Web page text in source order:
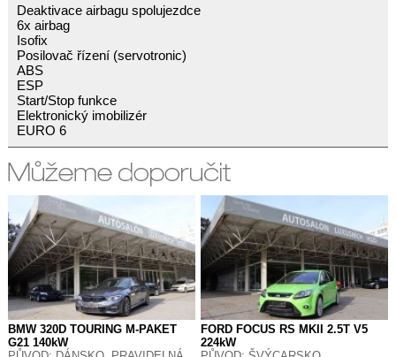
Deaktivace airbagu spolujezdce
6x airbag
Isofix
Posilovač řízení (servotronic)
ABS
ESP
Start/Stop funkce
Elektronický imobilizér
EURO 6
BMW 320D TOURING M-PAKET
G21 140kW
FORD FOCUS RS MKII 2.5T V5
224kW